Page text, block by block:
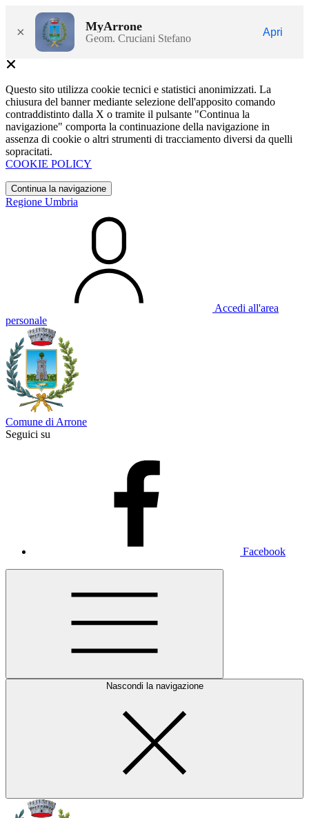
× MyArrone
Geom. Cruciani Stefano
Apri
Questo sito utilizza cookie tecnici e statistici anonimizzati. La
chiusura del banner mediante selezione dell'apposito comando
contraddistinto dalla X o tramite il pulsante "Continua la
navigazione" comporta la continuazione della navigazione in
assenza di cookie o altri strumenti di tracciamento diversi da quelli
sopracitati.
COOKIE POLICY
Continua la navigazione
Regione Umbria
Accedi all'area
personale
Comune di Arrone
Seguici su
Facebook
Nascondi la navigazione